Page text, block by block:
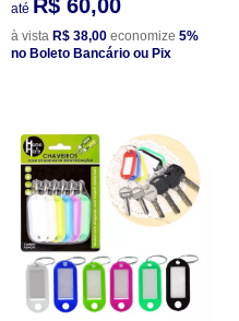
até R$ 60,00
à vista R$ 38,00 economize 5%
no Boleto Bancário ou Pix